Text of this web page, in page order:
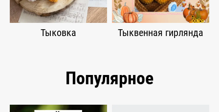
Тыковка Тыквенная гирлянда
Популярное